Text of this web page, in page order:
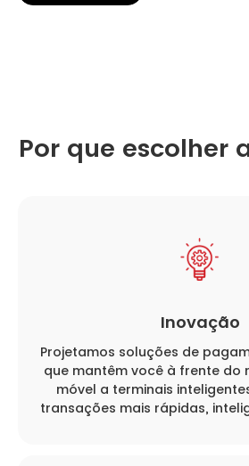
Por que escolher
Inovação
Projetamos soluções de
que mantêm você à frente do
móvel a terminais
transações mais rápidas,